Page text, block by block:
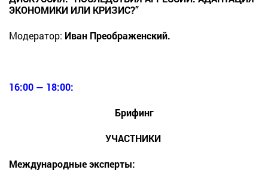
ЭКОНОМИКИ ИЛИ КРИЗИС?”
Модератор: Иван Преображенский.
16:00 — 18:00:
Брифинг
УЧАСТНИКИ
Международные эксперты: